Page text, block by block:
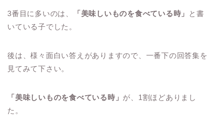
3番目に多いのは、 「美味しいものを食べている時」
と書
いている子でした。
後は、様々面白い答えがありますので、一番下の回答集を
見てみて下さい。
「美味しいものを食べている時」 が、1割ほどありまし
た。